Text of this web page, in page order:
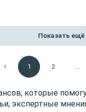
Показать ещё
1 2 ...
которые
экспертные